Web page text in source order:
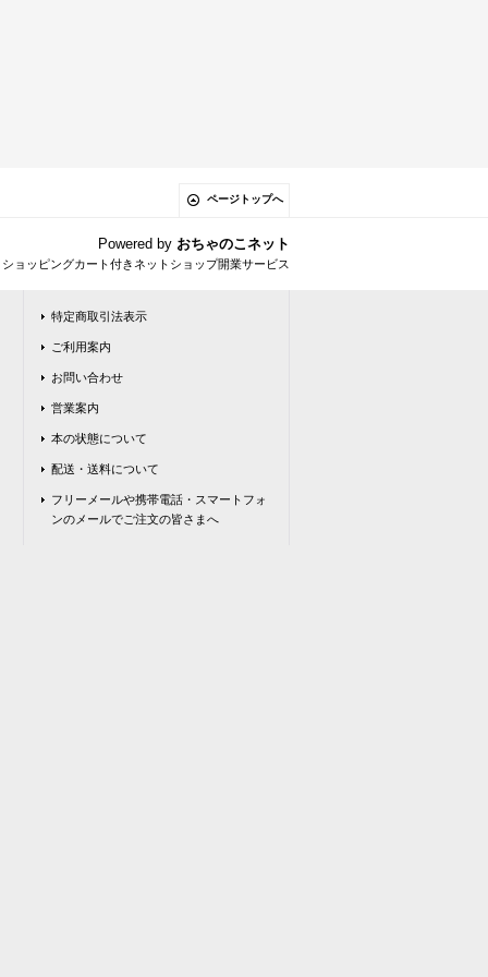
ページトップへ
Powered by おちゃのこネット
ョッピングカート付きネットショップ開業サービス
特定商取引法表示
ご利用案内
お問い合わせ
営業案内
本の状態について
配送・送料について
フリーメールや携帯電話・スマートフォ
ンのメールでご注文の皆さまへ